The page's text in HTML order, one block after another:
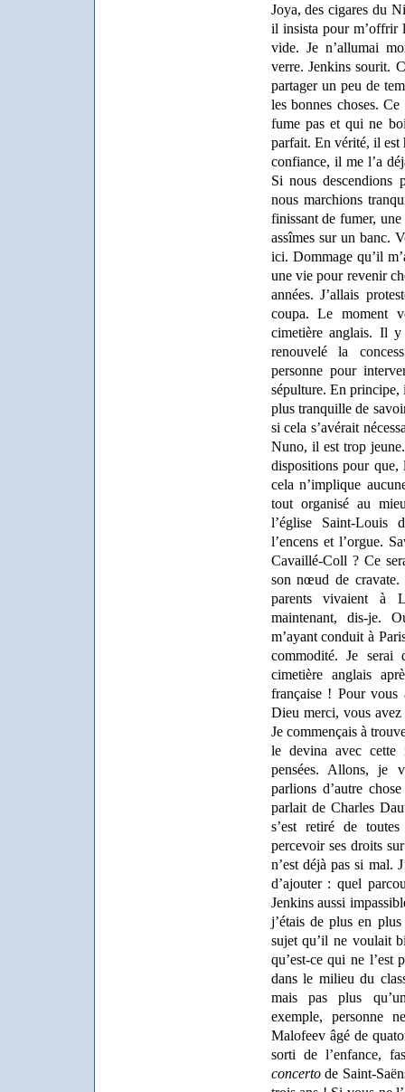
Joya, des cigares du
il insista pour m’offrir
vide. Je n’allumai
verre. Jenkins sourit.
partager un peu de
les bonnes choses.
fume pas et qui ne
parfait. En vérité, il est
confiance, il me l’a
Si nous descendions
nous marchions
finissant de fumer,
assîmes sur un banc.
ici. Dommage qu’il
une vie pour revenir
années. J’allais
coupa. Le moment
cimetière anglais. Il
renouvelé la
personne pour
sépulture. En principe,
plus tranquille de
si cela s’avérait
Nuno, il est trop
dispositions pour que,
cela n’implique
tout organisé au
l’église Saint-Louis
l’encens et l’orgue.
Cavaillé-Coll ? Ce
son nœud de cravate.
parents vivaient à
maintenant, dis-je.
m’ayant conduit à
commodité. Je serai
cimetière anglais
française ! Pour vous
Dieu merci, vous
Je commençais à
le devina avec cette
pensées. Allons, je
parlions d’autre
parlait de Charles
s’est retiré de
percevoir ses droits
n’est déjà pas si mal.
d’ajouter : quel
Jenkins aussi
j’étais de plus en
sujet qu’il ne voulait
qu’est-ce qui ne l’est
dans le milieu du
mais pas plus
exemple, personne
Malofeev âgé de
sorti de l’enfance,
concertode Saint-